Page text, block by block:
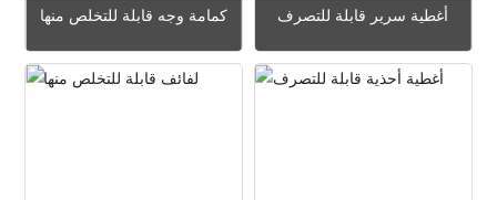
كمامة وجه قابلة للتخلص منها
عرض المزيد
أغطية سرير قابلة للتصرف
عرض المزيد